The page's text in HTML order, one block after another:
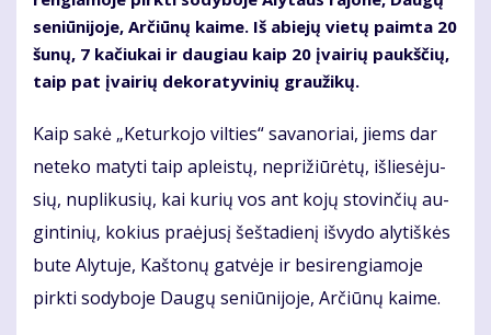
se­niū­ni­jo­je, Ar­čiū­nų kai­me. Iš abie­jų vie­tų pa­im­ta 20
šu­nų, 7 ka­čiu­kai ir dau­giau kaip 20 įvai­rių paukš­čių,
taip pat įvai­rių de­ko­ra­ty­vi­nių grau­ži­kų.
Kaip sa­kė „Ke­tur­ko­jo vil­ties“ sa­va­no­riai, jiems dar
ne­te­ko ma­ty­ti taip ap­leis­tų, ne­pri­žiū­rė­tų, iš­lie­sė­ju­
sių, nu­pli­ku­sių, kai ku­rių vos ant ko­jų sto­vin­čių au­
gin­ti­nių, ko­kius pra­ėju­sį šeš­ta­die­nį iš­vy­do aly­tiš­kės
bu­te Aly­tu­je, Kaš­to­nų gat­vė­je ir be­si­ren­gia­mo­je
pirk­ti so­dy­bo­je Dau­gų se­niū­ni­jo­je, Ar­čiū­nų kai­me.